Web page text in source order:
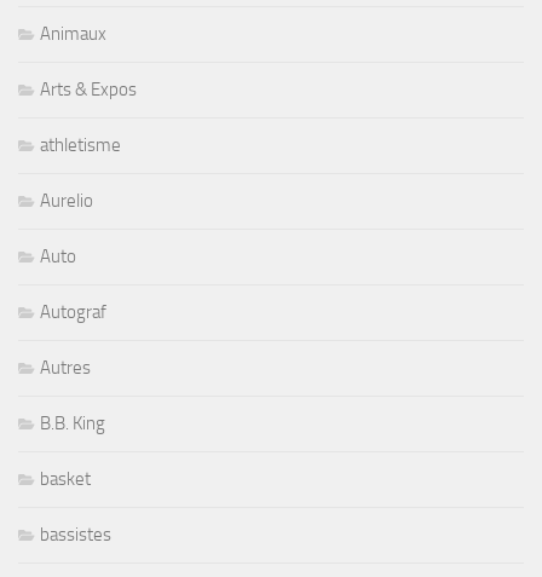
Animaux
Arts & Expos
athletisme
Aurelio
Auto
Autograf
Autres
B.B. King
basket
bassistes